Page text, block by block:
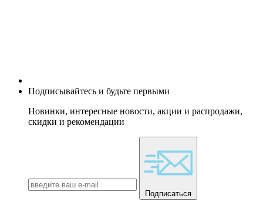
Подписывайтесь и будьте первыми
Новинки, интересные новости, акции и распродажи,
скидки и рекомендации
Подписаться